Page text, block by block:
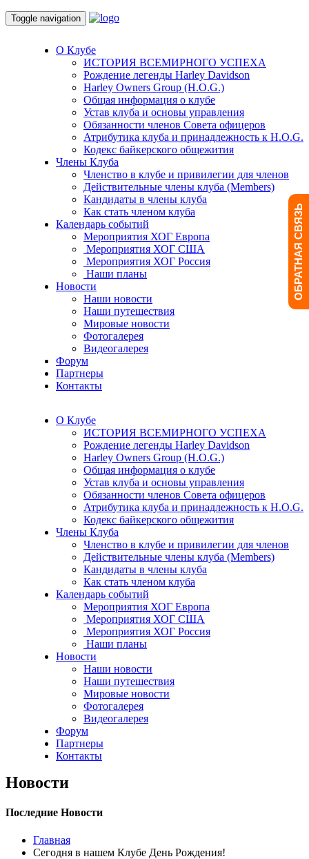
Toggle navigation
О Клубе
ИСТОРИЯ ВСЕМИРНОГО УСПЕХА
Рождение легенды Harley Davidson
Harley Owners Group (H.O.G.)
Общая информация о клубе
Устав клуба и основы управления
Обязанности членов Совета офицеров
Атрибутика клуба и принадлежность к H.O.G.
Кодекс байкерского общежития
Члены Клуба
Членство в клубе и привилегии для членов
Действительные члены клуба (Members)
Кандидаты в члены клуба
Как стать членом клуба
Календарь событий
Мероприятия ХОГ Европа
Мероприятия ХОГ США
Мероприятия ХОГ Россия
Наши планы
Новости
Наши новости
Наши путешествия
Мировые новости
Фотогалерея
Видеогалерея
Форум
Партнеры
Контакты
О Клубе
ИСТОРИЯ ВСЕМИРНОГО УСПЕХА
Рождение легенды Harley Davidson
Harley Owners Group (H.O.G.)
Общая информация о клубе
Устав клуба и основы управления
Обязанности членов Совета офицеров
Атрибутика клуба и принадлежность к H.O.G.
Кодекс байкерского общежития
Члены Клуба
Членство в клубе и привилегии для членов
Действительные члены клуба (Members)
Кандидаты в члены клуба
Как стать членом клуба
Календарь событий
Мероприятия ХОГ Европа
Мероприятия ХОГ США
Мероприятия ХОГ Россия
Наши планы
Новости
Наши новости
Наши путешествия
Мировые новости
Фотогалерея
Видеогалерея
Форум
Партнеры
Контакты
Новости
Последние Новости
Главная
Сегодня в нашем Клубе День Рождения!
ОБРАТНАЯ СВЯЗЬ